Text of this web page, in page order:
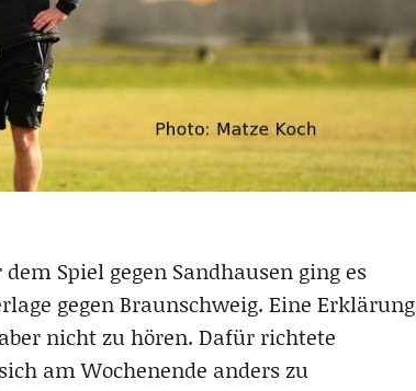
Spiel gegen Sandhausen ging es
gegen Braunschweig. Eine Erklärung
nicht zu hören. Dafür richtete
am Wochenende anders zu